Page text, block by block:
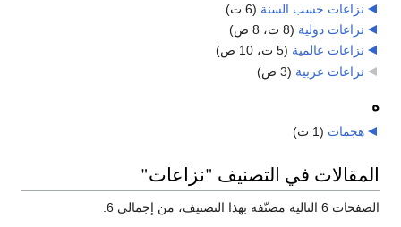
نزاعات حسب السنة (6 ت)
نزاعات دولية (8 ت، 8 ص)
نزاعات عالمية (5 ت، 10 ص)
نزاعات عربية (3 ص)
ه
هجمات (1 ت)
المقالات في التصنيف "نزاعات"
الصفحات 6 التالية مصنّفة بهذا التصنيف، من إجمالي 6.